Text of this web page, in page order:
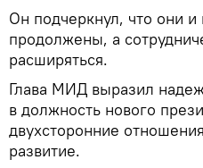
Он подчеркнул, что они и
продолжены, а
расширяться.
Глава МИД выразил
в должность нового
двухсторонние
развитие.